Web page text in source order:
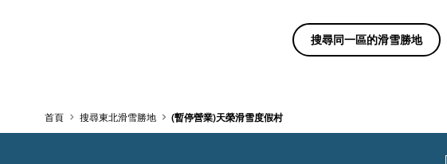
首頁 搜尋東北滑雪勝地 (暫停營業)天榮滑雪度假村
搜尋同一區的滑雪勝地